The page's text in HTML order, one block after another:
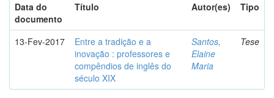
Data do
documento
Título Autor(es) Tipo
13-Fev-2017
Entre a tradição e a
inovação : professores e
compêndios de inglês do
século XIX
Santos,
Elaine
Maria
Tese